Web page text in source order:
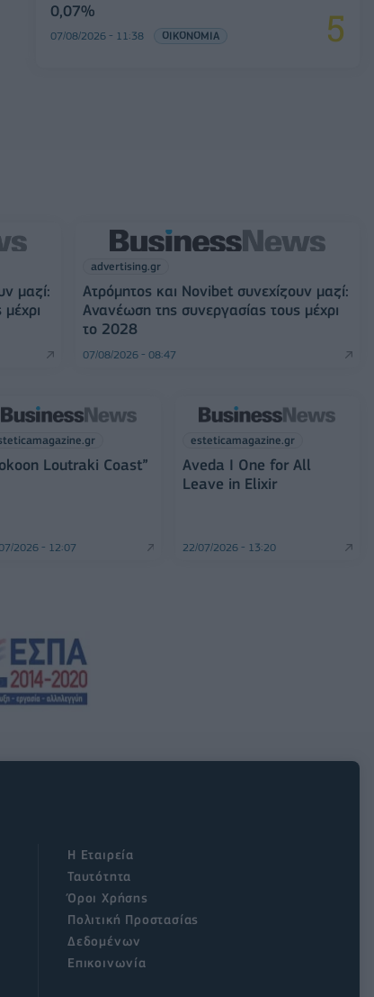
0,07%
07/08/2026 - 11:38 ΟΙΚΟΝΟΜΙΑ
μαζί:
advertising.gr
Ατρόμητος και Novibet συνεχίζουν μαζί:
Ανανέωση της συνεργασίας τους μέχρι
το 2028
07/08/2026 - 08:47
Loutraki Coast”
2026 - 12:07
esteticamagazine.gr
Aveda I One for All
Leave in Elixir
22/07/2026 - 13:20
Η Εταιρεία
Ταυτότητα
Όροι Χρήσης
Πολιτική Προστασίας
Δεδομένων
Επικοινωνία